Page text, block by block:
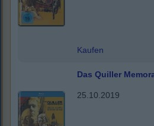
Kaufen
Das Quiller
25.10.2019